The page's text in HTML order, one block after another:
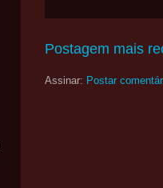
Postagem mais
Assinar: Postar